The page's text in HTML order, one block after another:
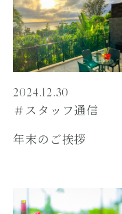
2024.12.30
＃スタッフ通信
年末のご挨拶